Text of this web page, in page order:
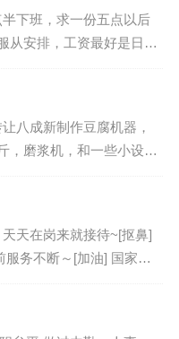
下班，求一份五点以后
从安排，工资最好是日结
八成新制作豆腐机器，
，磨浆机，和一些小设备
天在岗来就接待~[抠鼻]
务不断～[加油] 国家有